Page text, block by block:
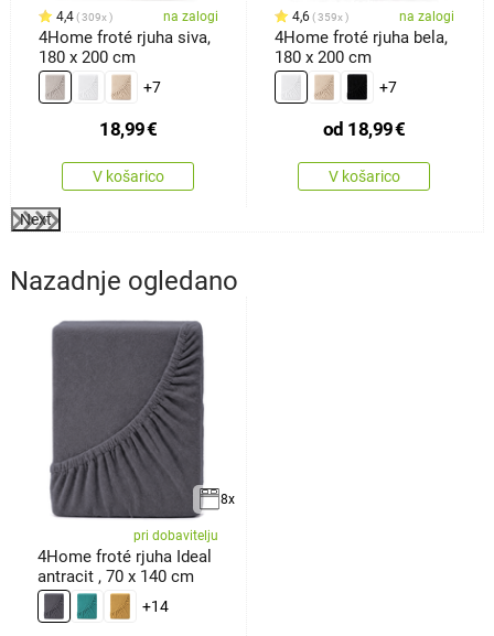
4,4 309x na zalogi
4Home froté rjuha siva,
180 x 200 cm
+7
18,99€
V košarico
4,6 359x na zalogi
4Home froté rjuha bela,
180 x 200 cm
+7
od 18,99€
V košarico
Next
Nazadnje ogledano
8x
pri dobavitelju
4Home froté rjuha Ideal
antracit , 70 x 140 cm
+14